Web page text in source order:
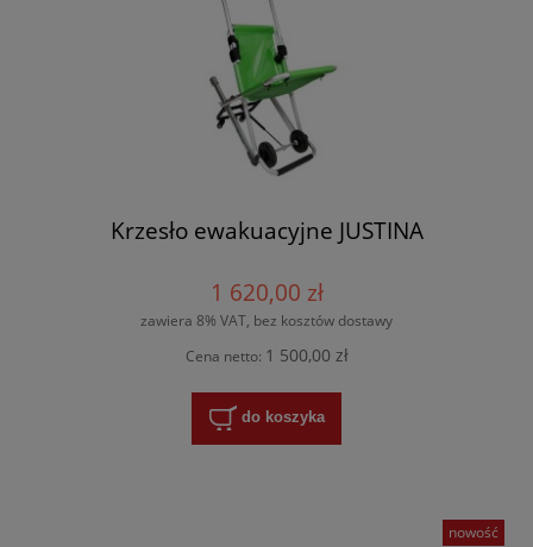
Krzesło ewakuacyjne JUSTINA
1 620,00 zł
zawiera 8% VAT, bez kosztów dostawy
Cena netto: 1 500,00 zł
do koszyka
nowość